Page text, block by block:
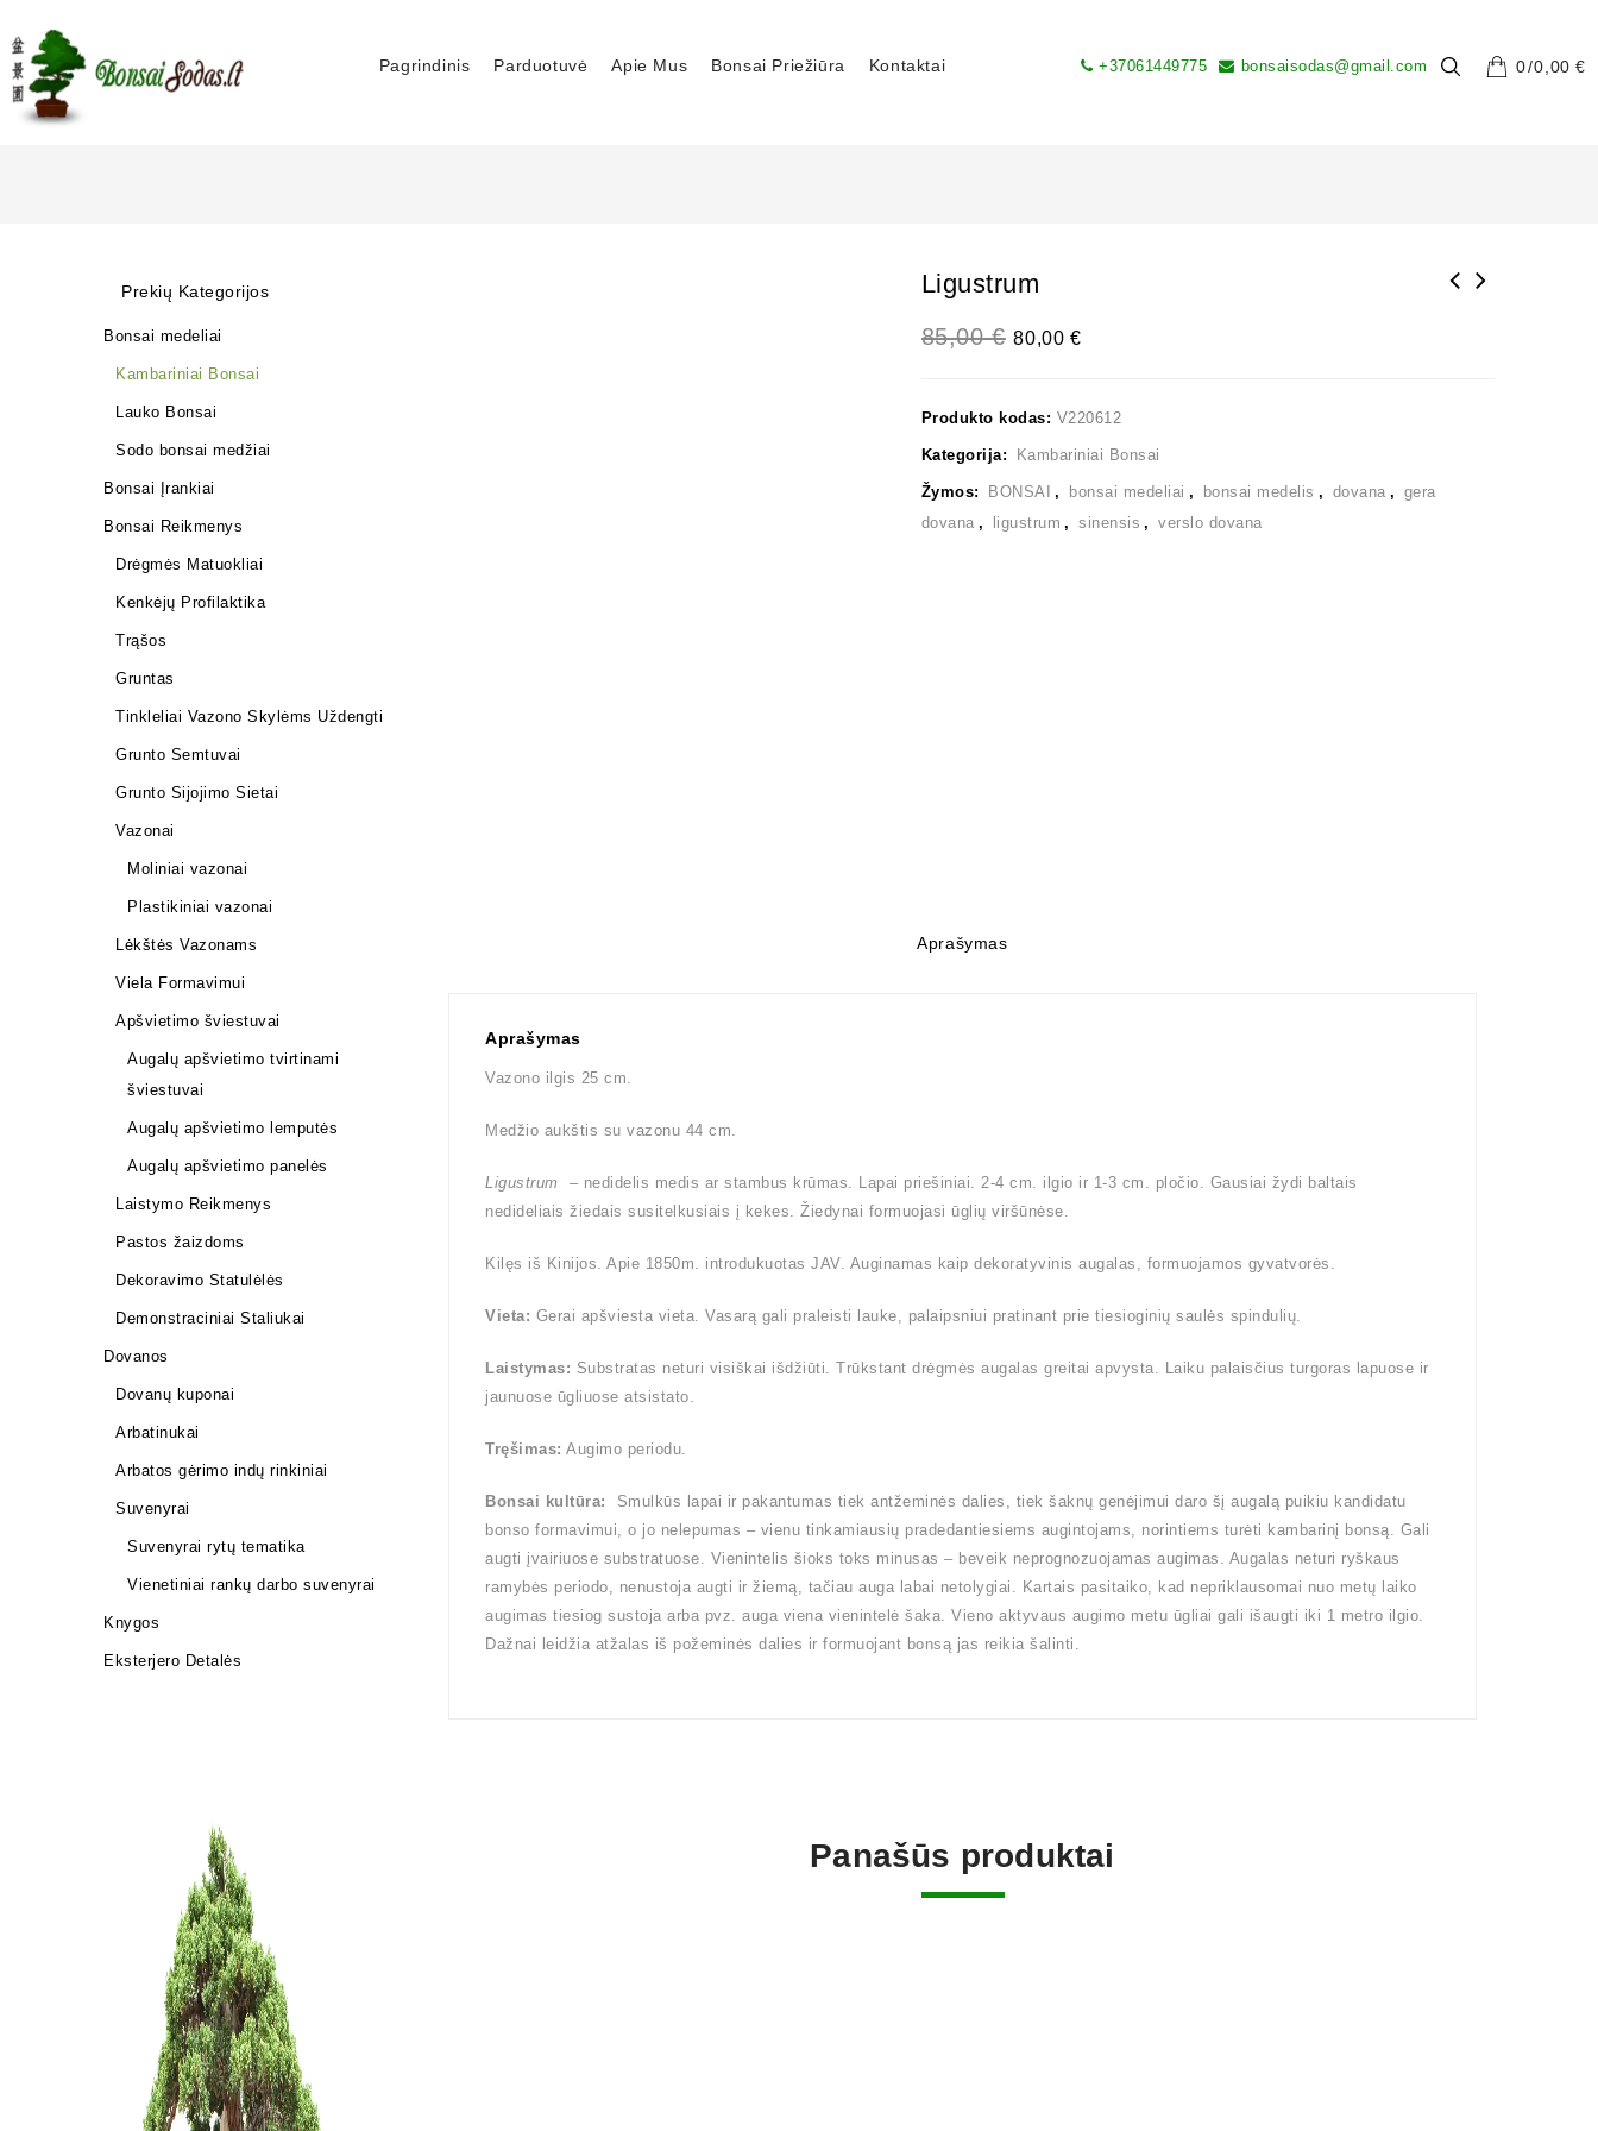
Pagrindinis Parduotuvė Apie Mus Bonsai Priežiūra Kontaktai 0 0,00€
+37061449775 bonsaisodas@gmail.com
Ligustrum
85,00€ 80,00 €
Produkto kodas: V220612
Kategorija: Kambariniai Bonsai
Žymos: BONSAI , bonsai medeliai , bonsai medelis , dovana , gera
dovana , ligustrum , sinensis , verslo dovana
Aprašymas
Aprašymas
Vazono ilgis 25 cm.
Medžio aukštis su vazonu 44 cm.
Ligustrum
– nedidelis medis ar stambus krūmas. Lapai priešiniai. 2-4 cm. ilgio ir 1-3 cm. pločio. Gausiai žydi baltais
nedideliais žiedais susitelkusiais į kekes. Žiedynai formuojasi ūglių viršūnėse.
Kilęs iš Kinijos. Apie 1850m. introdukuotas JAV. Auginamas kaip dekoratyvinis augalas, formuojamos gyvatvorės.
Vieta: Gerai apšviesta vieta. Vasarą gali praleisti lauke, palaipsniui pratinant prie tiesioginių saulės spindulių.
Laistymas: Substratas neturi visiškai išdžiūti. Trūkstant drėgmės augalas greitai apvysta. Laiku palaisčius turgoras lapuose ir
jaunuose ūgliuose atsistato.
Tręšimas: Augimo periodu.
Bonsai kultūra: Smulkūs lapai ir pakantumas tiek antžeminės dalies, tiek šaknų genėjimui daro šį augalą puikiu kandidatu
bonso formavimui, o jo nelepumas – vienu tinkamiausių pradedantiesiems augintojams, norintiems turėti kambarinį bonsą. Gali
augti įvairiuose substratuose. Vienintelis šioks toks minusas – beveik neprognozuojamas augimas. Augalas neturi ryškaus
ramybės periodo, nenustoja augti ir žiemą, tačiau auga labai netolygiai. Kartais pasitaiko, kad nepriklausomai nuo metų laiko
augimas tiesiog sustoja arba pvz. auga viena vienintelė šaka. Vieno aktyvaus augimo metu ūgliai gali išaugti iki 1 metro ilgio.
Dažnai leidžia atžalas iš požeminės dalies ir formuojant bonsą jas reikia šalinti.
Panašūs produktai
Prekių Kategorijos
Bonsai medeliai
Kambariniai Bonsai
Lauko Bonsai
Sodo bonsai medžiai
Bonsai Įrankiai
Bonsai Reikmenys
Drėgmės Matuokliai
Kenkėjų Profilaktika
Trąšos
Gruntas
Tinkleliai Vazono Skylėms Uždengti
Grunto Semtuvai
Grunto Sijojimo Sietai
Vazonai
Moliniai vazonai
Plastikiniai vazonai
Lėkštės Vazonams
Viela Formavimui
Apšvietimo šviestuvai
Augalų apšvietimo tvirtinami
šviestuvai
Augalų apšvietimo lemputės
Augalų apšvietimo panelės
Laistymo Reikmenys
Pastos žaizdoms
Dekoravimo Statulėlės
Demonstraciniai Staliukai
Dovanos
Dovanų kuponai
Arbatinukai
Arbatos gėrimo indų rinkiniai
Suvenyrai
Suvenyrai rytų tematika
Vienetiniai rankų darbo suvenyrai
Knygos
Eksterjero Detalės